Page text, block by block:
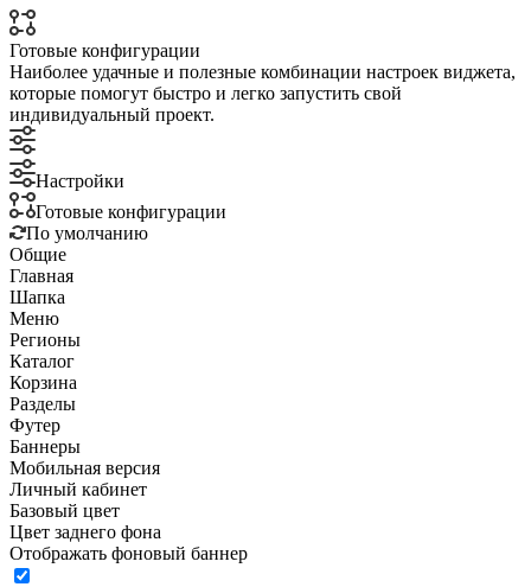
Готовые конфигурации
Наиболее удачные и полезные комбинации настроек виджета,
которые помогут быстро и легко запустить свой
индивидуальный проект.
Настройки
Готовые конфигурации
По умолчанию
Общие
Главная
Шапка
Меню
Регионы
Каталог
Корзина
Разделы
Футер
Баннеры
Мобильная версия
Личный кабинет
Базовый цвет
Цвет заднего фона
Отображать фоновый баннер